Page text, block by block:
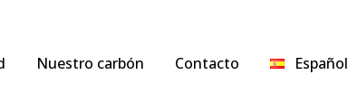
Nuestro carbón Contacto Español